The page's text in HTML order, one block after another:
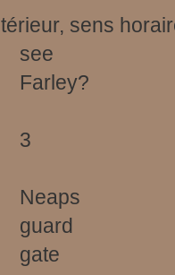
sens
see
Farley?
3
Neaps
guard
gate